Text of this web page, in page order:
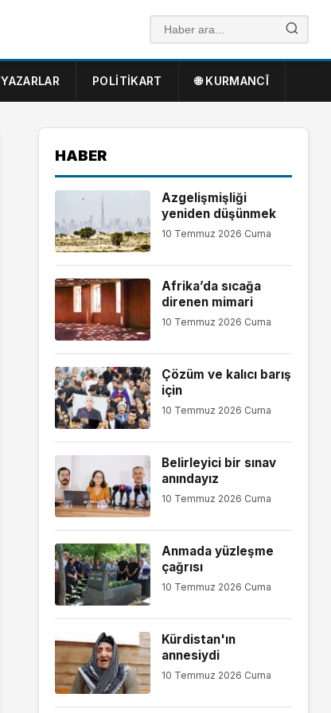
YAZARLAR POLITIKART 🌐 KURMANCÎ
HABER
Azgelişmişliği
yeniden düşünmek
10 Temmuz 2026 Cuma
Afrika’da sıcağa
direnen mimari
10 Temmuz 2026 Cuma
Çözüm ve kalıcı barış
için
10 Temmuz 2026 Cuma
Belirleyici bir sınav
anındayız
10 Temmuz 2026 Cuma
Anmada yüzleşme
çağrısı
10 Temmuz 2026 Cuma
Kürdistan'ın
annesiydi
10 Temmuz 2026 Cuma